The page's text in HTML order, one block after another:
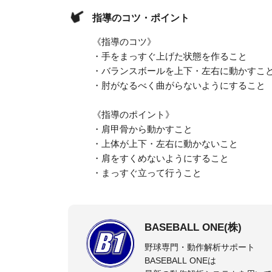
指導のコツ・ポイント
《指導のコツ》
・手をまっすぐ上げた状態を作ること
・バランスボールを上下・左右に動かすこ
・肘がなるべく曲がらないようにすること
《指導のポイント》
・肩甲骨から動かすこと
・上体が上下・左右に動かないこと
・肩をすくめないようにすること
・まっすぐ立って行うこと
BASEBALL ONE(株)
野球専門・動作解析サポート
BASEBALL ONEは